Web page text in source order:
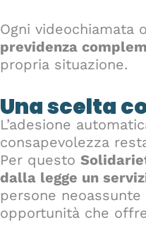
Ogni videochiamata
previdenza
propria situazione.
Una scelta
L’adesione
consapevolezza
Per questo
dalla legge un
persone
opportunità che